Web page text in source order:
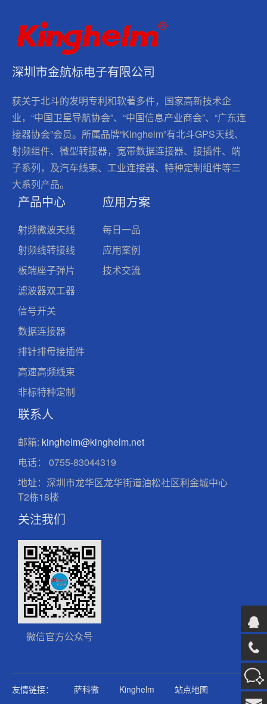
深圳市金航标电子有限公司
获关于北斗的发明专利和软著多件，国家高新技术企
业，“中国卫星导航协会”、“中国信息产业商会”、“广东连
接器协会”会员。所属品牌“Kinghelm”有北斗GPS天线、
射频组件、微型转接器，宽带数据连接器、接插件、端
子系列，及汽车线束、工业连接器、特种定制组件等三
大系列产品。
产品中心
射频微波天线
射频线转接线
板端座子弹片
滤波器双工器
信号开关
数据连接器
排针排母接插件
高速高频线束
非标特种定制
应用方案
每日一品
应用案例
技术交流
联系人
邮箱: kinghelm@kinghelm.net
电话：
0755-83044319
地址：深圳市龙华区龙华街道油松社区利金城中心
T2栋18楼
关注我们
微信官方公众号
友情链接： 萨科微 Kinghelm 站点地图